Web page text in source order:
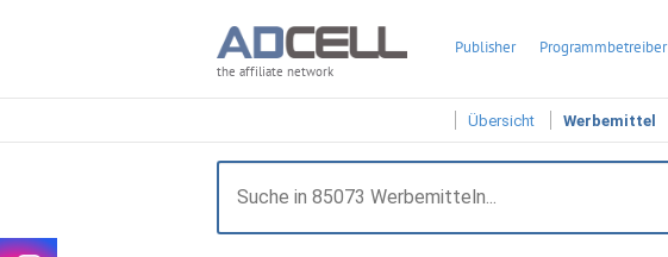
the affiliate network
Publisher Programmbetreiber
Übersicht Werbemittel